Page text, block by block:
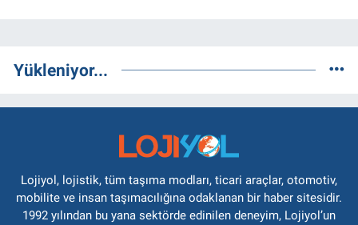
Yükleniyor...
Lojiyol, lojistik, tüm taşıma modları, ticari araçlar, otomotiv,
mobilite ve insan taşımacılığına odaklanan bir haber sitesidir.
1992 yılından bu yana sektörde edinilen deneyim, Lojiyol’un